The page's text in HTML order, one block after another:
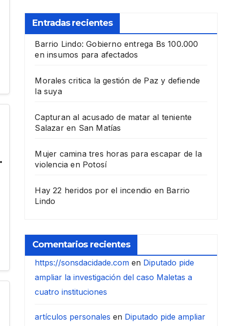
Entradas recientes
Barrio Lindo: Gobierno entrega Bs 100.000
en insumos para afectados
Morales critica la gestión de Paz y defiende
la suya
Capturan al acusado de matar al teniente
Salazar en San Matías
Mujer camina tres horas para escapar de la
violencia en Potosí
Hay 22 heridos por el incendio en Barrio
Lindo
Comentarios recientes
https://sonsdacidade.com en Diputado pide
ampliar la investigación del caso Maletas a
cuatro instituciones
artículos personales en Diputado pide ampliar